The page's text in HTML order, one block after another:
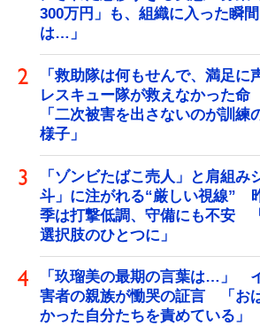
300万円」も、組織に入った瞬
は…」
「救助隊は何もせんで、満足に
レスキュー隊が救えなかった
「二次被害を出さないのが訓練
様子」
「ゾンビたばこ売人」と肩組み
斗」に注がれる“厳しい視線”
季は打撃低調、守備にも不安
選択肢のひとつに」
「玖瑠美の最期の言葉は…」
害者の親族が慟哭の証言 「お
かった自分たちを責めている